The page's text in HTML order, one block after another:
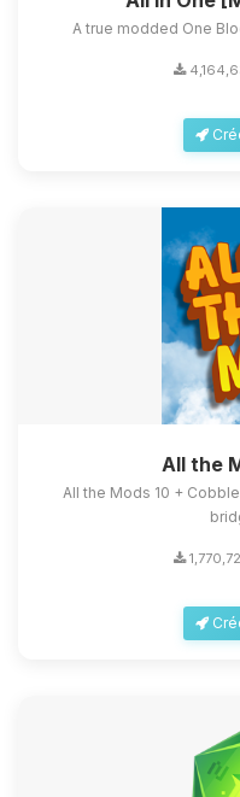
A true modded One
All the
All the Mods 10 +